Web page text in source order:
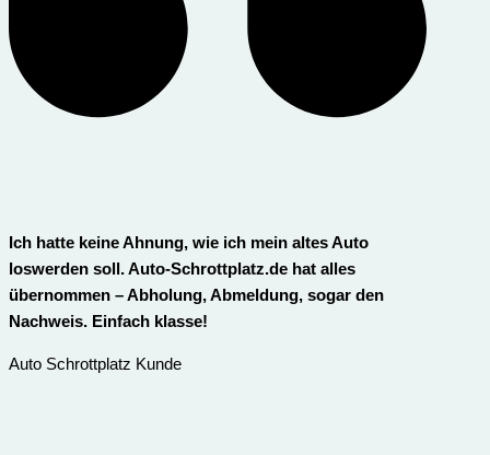
Ich hatte keine Ahnung, wie ich mein altes Auto
loswerden soll. Auto-Schrottplatz.de hat alles
übernommen – Abholung, Abmeldung, sogar den
Nachweis. Einfach klasse!
Auto Schrottplatz Kunde